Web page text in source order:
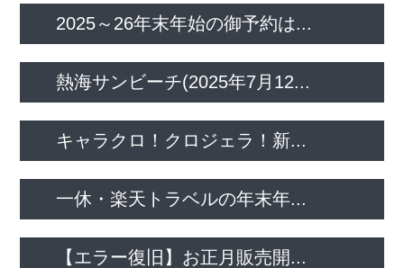
2025～26年末年始の御予約は...
熱海サンビーチ(2025年7月12...
キャラクロ！クロジェラ！新...
一休・楽天トラベルの年末年...
【エラー復旧】お正月販売開...